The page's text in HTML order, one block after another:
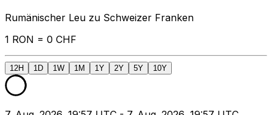
Rumänischer Leu zu Schweizer Franken
1 RON = 0 CHF
12H 1D 1W 1M 1Y 2Y 5Y 10Y